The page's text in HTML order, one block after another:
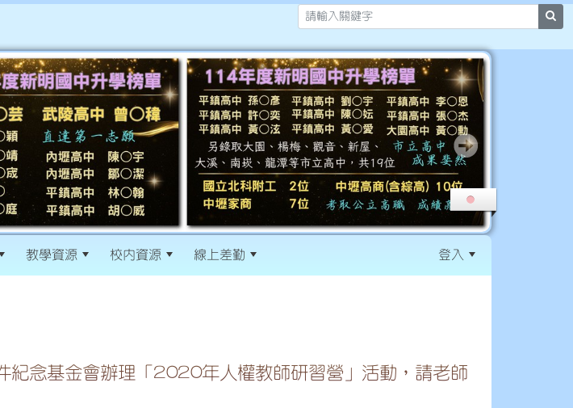
教學資源 校內資源 線上差勤 登入
紀念基金會辦理「2020年人權教師研習營」活動，請老師